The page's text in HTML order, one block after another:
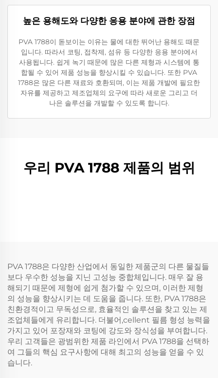
높은 용해도와 다양한 응용 분야에 관한 장점
PVA 1788이 돋보이는 이유는 물에 대한 뛰어난 용해도 때문
입니다. 따라서 코팅, 접착제, 섬유 등 다양한 응용 분야에서
사용됩니다. 쉽게 녹기 때문에 많은 다른 제형과 시스템에 통
합될 수 있어 제품 성능을 향상시킬 수 있습니다. 또한 PVA
1788은 많은 다른 재료와 호환되며, 이는 제품 개발에 필요한
자유를 제공하고 제조업체의 요구에 따라 새로운 그리고 더
나은 솔루션을 개발할 수 있도록 합니다.
우리 PVA 1788 제품의 범위
PVA 1788은 다양한 산업에서 동일한 제품군의 다른 물질들
보다 우수한 성능을 지닌 고성능 중합체입니다. 매우 잘 용
해되기 때문에 제형에 쉽게 첨가할 수 있으며, 이러한 제형
의 성능을 향상시키는 데 도움을 줍니다. 또한, PVA 1788은
친환경적이고 무독성으로, 효율적인 솔루션을 찾고 있는 제
조업체들에게 유리합니다. 더불어,cellent 필름 형성 능력을
가지고 있어 포장재와 코팅에 강도와 장식성을 부여합니다.
우리 고객들은 광범위한 제품 라인에서 PVA 1788을 선택하
여 그들의 핵심 요구사항에 대해 최고의 성능을 얻을 수 있
습니다.